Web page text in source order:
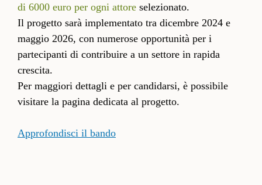
di 6000 euro per ogni attore selezionato.
Il progetto sarà implementato tra dicembre 2024 e
maggio 2026, con numerose opportunità per i
partecipanti di contribuire a un settore in rapida
crescita.
Per maggiori dettagli e per candidarsi, è possibile
visitare la pagina dedicata al progetto.
Approfondisci il bando